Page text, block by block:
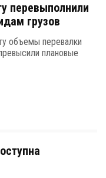
перевыполнили
грузов
объемы перевалки
плановые